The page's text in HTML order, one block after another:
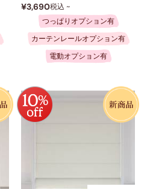
¥3,690税込 ~
つっぱりオプション有
カーテンレールオプション有
電動オプション有